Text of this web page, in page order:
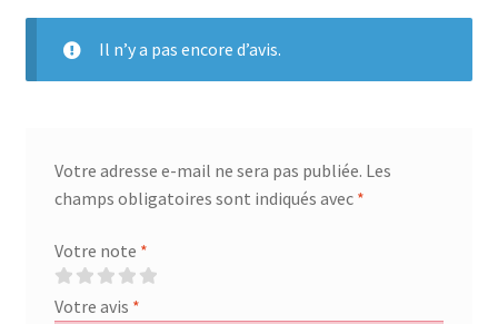
Il n’y a pas encore d’avis.
Votre adresse e-mail ne sera pas publiée. Les
champs obligatoires sont indiqués avec *
Votre note *
Votre avis *